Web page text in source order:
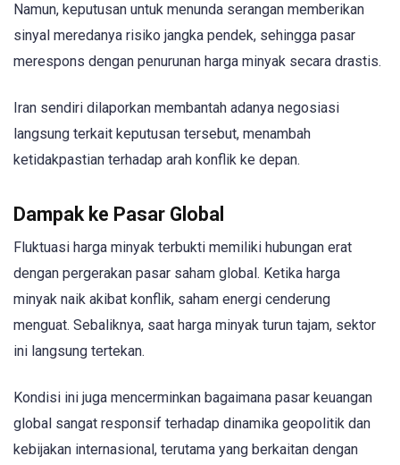
Namun, keputusan untuk menunda serangan memberikan
sinyal meredanya risiko jangka pendek, sehingga pasar
merespons dengan penurunan harga minyak secara drastis.
Iran sendiri dilaporkan membantah adanya negosiasi
langsung terkait keputusan tersebut, menambah
ketidakpastian terhadap arah konflik ke depan.
Dampak ke Pasar Global
Fluktuasi harga minyak terbukti memiliki hubungan erat
dengan pergerakan pasar saham global. Ketika harga
minyak naik akibat konflik, saham energi cenderung
menguat. Sebaliknya, saat harga minyak turun tajam, sektor
ini langsung tertekan.
Kondisi ini juga mencerminkan bagaimana pasar keuangan
global sangat responsif terhadap dinamika geopolitik dan
kebijakan internasional, terutama yang berkaitan dengan